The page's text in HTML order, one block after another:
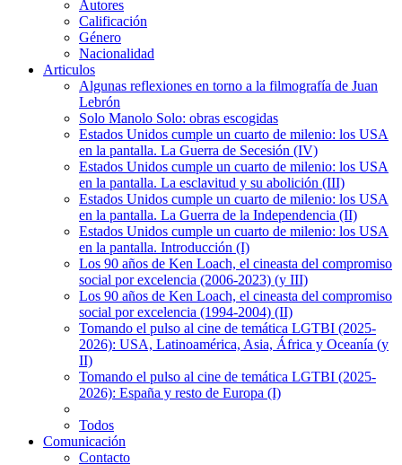
Autores
Calificación
Género
Nacionalidad
Articulos
Algunas reflexiones en torno a la filmografía de Juan
Lebrón
Solo Manolo Solo: obras escogidas
Estados Unidos cumple un cuarto de milenio: los USA
en la pantalla. La Guerra de Secesión (IV)
Estados Unidos cumple un cuarto de milenio: los USA
en la pantalla. La esclavitud y su abolición (III)
Estados Unidos cumple un cuarto de milenio: los USA
en la pantalla. La Guerra de la Independencia (II)
Estados Unidos cumple un cuarto de milenio: los USA
en la pantalla. Introducción (I)
Los 90 años de Ken Loach, el cineasta del compromiso
social por excelencia (2006-2023) (y III)
Los 90 años de Ken Loach, el cineasta del compromiso
social por excelencia (1994-2004) (II)
Tomando el pulso al cine de temática LGTBI (2025-
2026): USA, Latinoamérica, Asia, África y Oceanía (y
II)
Tomando el pulso al cine de temática LGTBI (2025-
2026): España y resto de Europa (I)
Todos
Comunicación
Contacto